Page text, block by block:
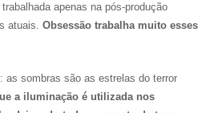
apenas na pós-produção
atuais. Obsessão trabalha muito esses
as sombras são as estrelas do terror
a iluminação é utilizada nos